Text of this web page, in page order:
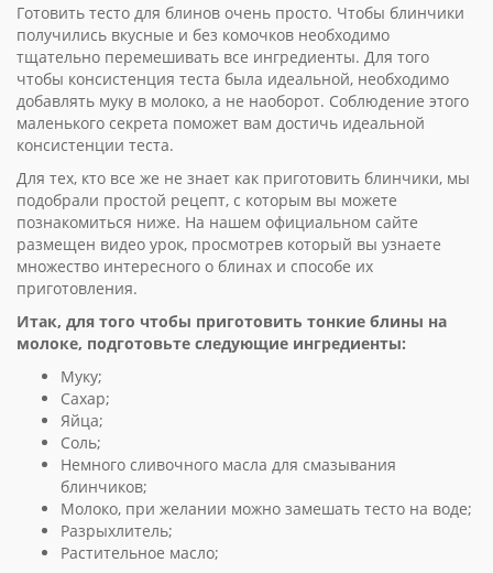
Готовить тесто для блинов очень просто. Чтобы блинчики
получились вкусные и без комочков необходимо
тщательно перемешивать все ингредиенты. Для того
чтобы консистенция теста была идеальной, необходимо
добавлять муку в молоко, а не наоборот. Соблюдение этого
маленького секрета поможет вам достичь идеальной
консистенции теста.
Для тех, кто все же не знает как приготовить блинчики, мы
подобрали простой рецепт, с которым вы можете
познакомиться ниже. На нашем официальном сайте
размещен видео урок, просмотрев который вы узнаете
множество интересного о блинах и способе их
приготовления.
Итак, для того чтобы приготовить тонкие блины на
молоке, подготовьте следующие ингредиенты:
Муку;
Сахар;
Яйца;
Соль;
Немного сливочного масла для смазывания
блинчиков;
Молоко, при желании можно замешать тесто на воде;
Разрыхлитель;
Растительное масло;